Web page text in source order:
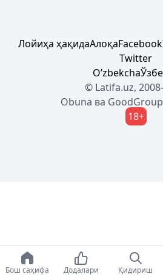
Лойиҳа ҳақидаАлоқаFacebook
Twitter
Oʼzbekcha
© Latifa.uz,
Obuna ва GoodGroup
18+
Бош саҳифа Додалари Қидириш